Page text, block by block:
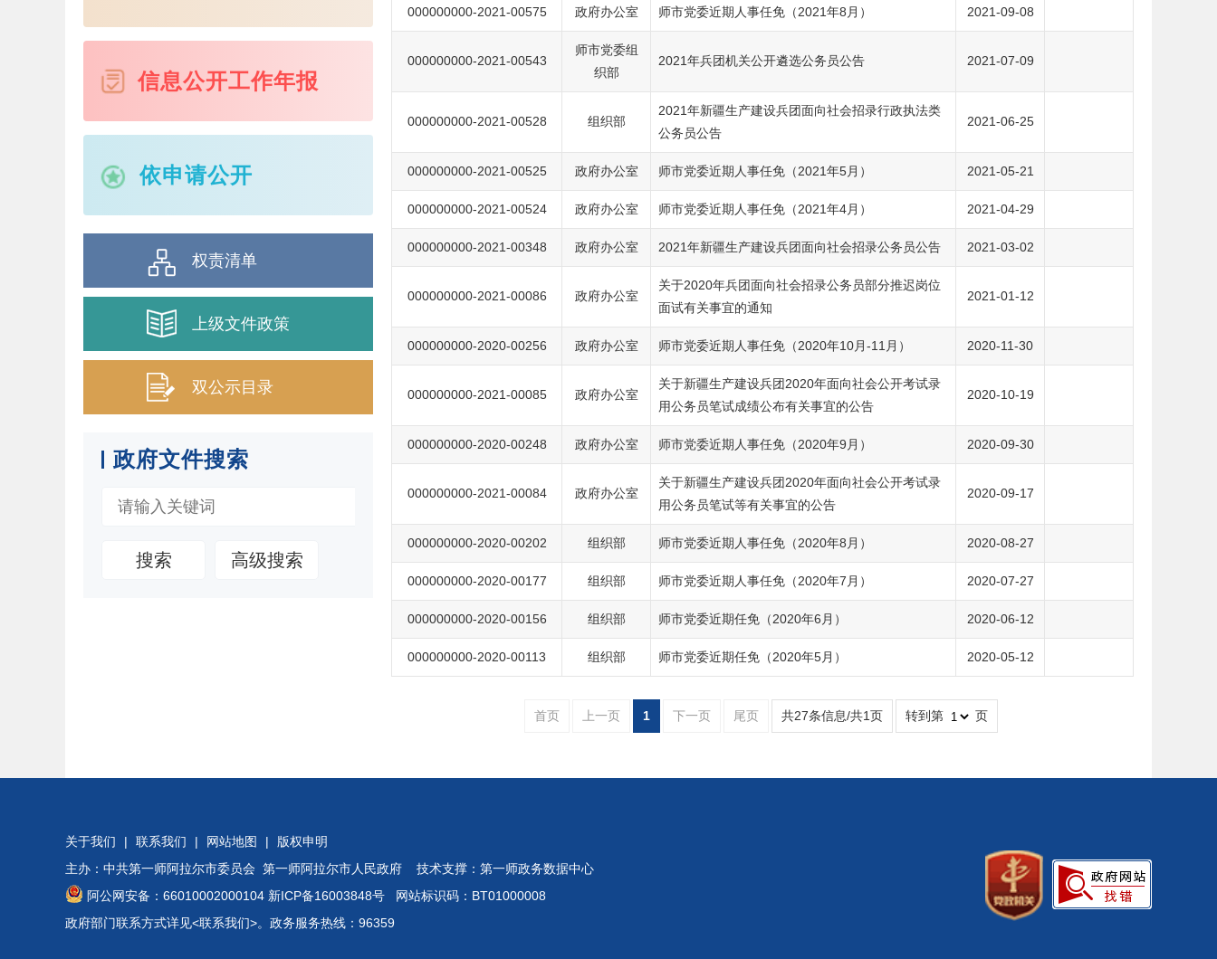
信息公开工作年报
依申请公开
权责清单
上级文件政策
双公示目录
政府文件搜索
搜索 高级搜索
000000000-2021-00575 政府办公室 师市党委近期人事任免（2021年8月） 2021-09-08
000000000-2021-00543
师市党委组
织部
2021年兵团机关公开遴选公务员公告 2021-07-09
000000000-2021-00528 组织部
2021年新疆生产建设兵团面向社会招录行政执法类
公务员公告
2021-06-25
000000000-2021-00525 政府办公室 师市党委近期人事任免（2021年5月） 2021-05-21
000000000-2021-00524 政府办公室 师市党委近期人事任免（2021年4月） 2021-04-29
000000000-2021-00348 政府办公室 2021年新疆生产建设兵团面向社会招录公务员公告 2021-03-02
000000000-2021-00086 政府办公室
关于2020年兵团面向社会招录公务员部分推迟岗位
面试有关事宜的通知
2021-01-12
000000000-2020-00256 政府办公室 师市党委近期人事任免（2020年10月-11月） 2020-11-30
000000000-2021-00085 政府办公室
关于新疆生产建设兵团2020年面向社会公开考试录
用公务员笔试成绩公布有关事宜的公告
2020-10-19
000000000-2020-00248 政府办公室 师市党委近期人事任免（2020年9月） 2020-09-30
000000000-2021-00084 政府办公室
关于新疆生产建设兵团2020年面向社会公开考试录
用公务员笔试等有关事宜的公告
2020-09-17
000000000-2020-00202 组织部 师市党委近期人事任免（2020年8月） 2020-08-27
000000000-2020-00177 组织部 师市党委近期人事任免（2020年7月） 2020-07-27
000000000-2020-00156 组织部 师市党委近期任免（2020年6月） 2020-06-12
000000000-2020-00113 组织部 师市党委近期任免（2020年5月） 2020-05-12
首页 上一页 1 下一页 尾页 共27条信息/共1页 转到第 页
关于我们 | 联系我们 | 网站地图 |
版权申明
主办：中共第一师阿拉尔市委员会 第一师阿拉尔市人民政府 技术支撑：第一师政务数据中心
阿公网安备：66010002000104 新ICP备16003848号 网站标识码：BT01000008
政府部门联系方式详见<联系我们>。政务服务热线：96359